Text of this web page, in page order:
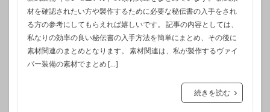
材を確認されたい方や製作するために必要な秘伝書の入手をされ
る方の参考にしてもらえれば嬉しいです。 記事の内容としては、
私なりの効率の良い秘伝書の入手方法を簡単にまとめ、その後に
素材関連のまとめとなります。 素材関連は、私が製作するヴァイ
パー装備の素材でまとめ […]
続きを読む